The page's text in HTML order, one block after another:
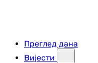
Преглед дана
Вијести